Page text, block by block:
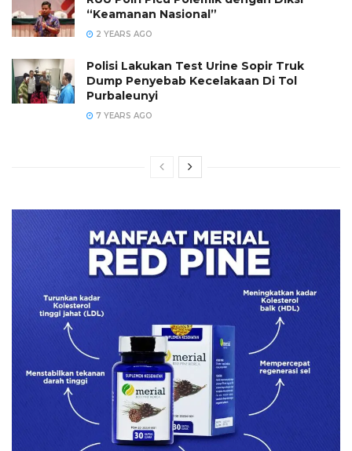
“Keamanan Nasional”
2 YEARS AGO
Polisi Lakukan Test Urine Sopir Truk
Dump Penyebab Kecelakaan Di Tol
Purbaleunyi
7 YEARS AGO